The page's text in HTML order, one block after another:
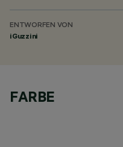
ENTWORFEN VON
iGuzzini
FARBE